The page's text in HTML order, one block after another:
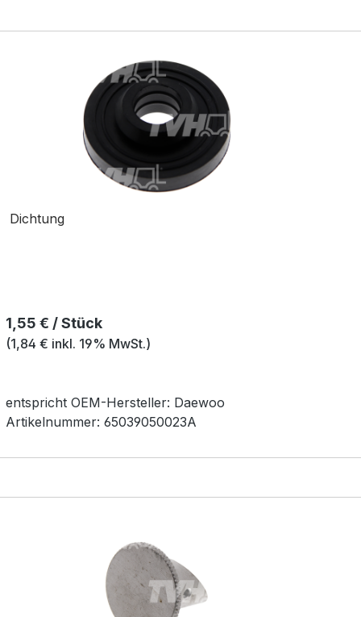
Dichtung
Regulärer Preis:
1,55 € / Stück
(1,84 € inkl. 19% MwSt.)
entspricht OEM-Hersteller: Daewoo
Artikelnummer: 65039050023A